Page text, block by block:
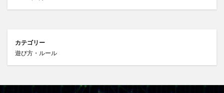
カテゴリー
遊び方・ルール